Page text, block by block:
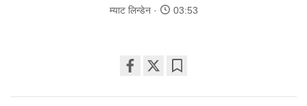
म्याट लिन्डेन 03:53
on